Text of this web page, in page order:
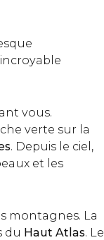
vous.
verte sur la
. Depuis le ciel,
et les
montagnes. La
du Haut Atlas. Le